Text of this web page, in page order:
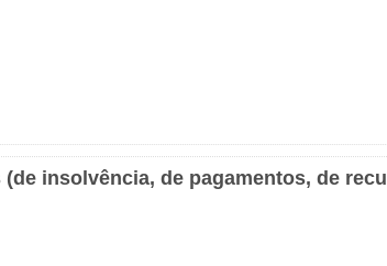
insolvência, de pagamentos, de